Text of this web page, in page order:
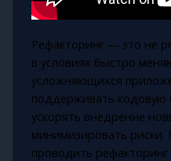
Рефакторинг — это не
в условиях быстро
усложняющихся
поддерживать кодовую
ускорять внедрение
минимизировать риски.
проводить рефакторинг